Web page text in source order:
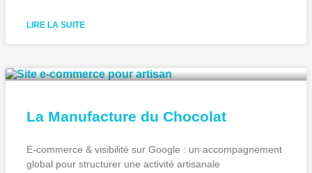
LIRE LA SUITE
La Manufacture du Chocolat
E-commerce & visibilité sur Google : un accompagnement
global pour structurer une activité artisanale​